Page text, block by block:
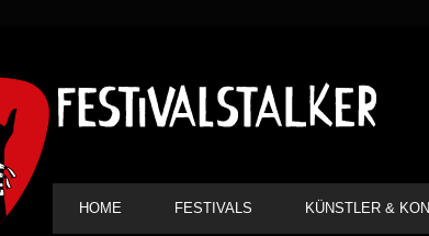
HAUPT-
NAVIGATION
HOME FESTIVALS KÜNSTLER &